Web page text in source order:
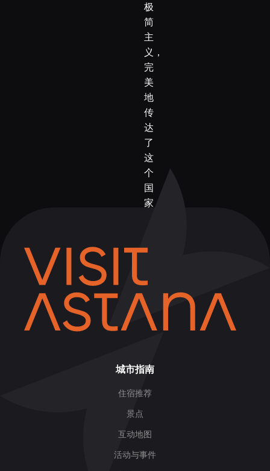
极
简
主
义，
完
美
地
传
达
了
这
个
国
家
神
氛
围。
城市指南
住宿推荐
景点
互动地图
活动与事件